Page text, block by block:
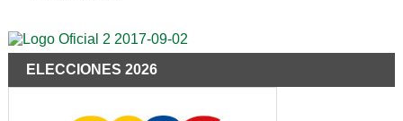
ELECCIONES 2026